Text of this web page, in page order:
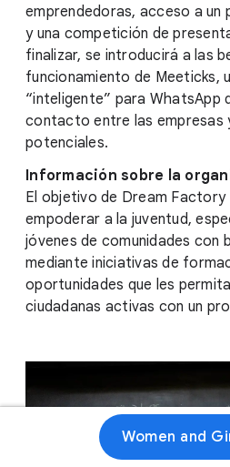
emprendedoras, acceso a un
y una competición de
finalizar, se introducirá a las
funcionamiento de Meeticks,
“inteligente” para WhatsApp
contacto entre las empresas
potenciales.
Información sobre la
El objetivo de Dream Factory
empoderar a la juventud,
jóvenes de comunidades con
mediante iniciativas de
oportunidades que les
ciudadanas activas con un
Women and